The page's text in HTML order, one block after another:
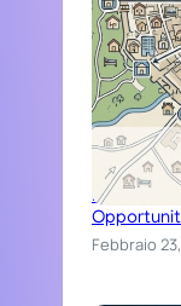
Distinguiti
Febbraio